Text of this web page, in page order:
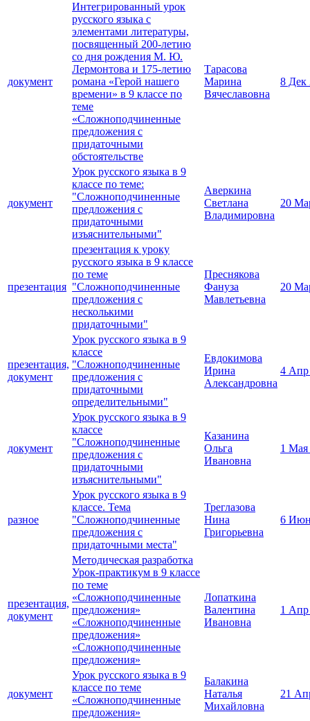
документ
Интегрированный урок
русского языка с
элементами литературы,
посвященный 200-летию
со дня рождения М. Ю.
Лермонтова и 175-летию
романа «Герой нашего
времени» в 9 классе по
теме
«Сложноподчиненные
предложения с
придаточными
обстоятельстве
Тарасова
Марина
Вячеславовна
8 Дек
документ
Урок русского языка в 9
классе по теме:
"Сложноподчиненные
предложения с
придаточными
изъяснительными"
Аверкина
Светлана
Владимировна
20
презентация
презентация к уроку
русского языка в 9 классе
по теме
"Сложноподчиненные
предложения с
несколькими
придаточными"
Преснякова
Фануза
Мавлетьевна
20
презентация,
документ
Урок русского языка в 9
классе
"Сложноподчиненные
предложения с
придаточными
определительными"
Евдокимова
Ирина
Александровна
4 Апр
документ
Урок русского языка в 9
классе
"Сложноподчиненные
предложения с
придаточными
изъяснительными"
Казанина
Ольга
Ивановна
1 Мая
разное
Урок русского языка в 9
классе. Тема
"Сложноподчиненные
предложения с
придаточными места"
Треглазова
Нина
Григорьевна
6
презентация,
документ
Методическая разработка
Урок-практикум в 9 классе
по теме
«Сложноподчиненные
предложения»
«Сложноподчиненные
предложения»
«Сложноподчиненные
предложения»
Лопаткина
Валентина
Ивановна
1 Апр
документ
Урок русского языка в 9
классе по теме
«Сложноподчиненные
предложения»
Балакина
Наталья
Михайловна
21